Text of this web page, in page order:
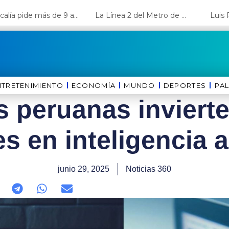
Fiscalía pide más de 9 años de cárcel para el diputado de oposición Harvey Colchado La Línea 2 del Metro de Lima y el Ramal 4 alcanzan un avance del 80%
ECONOMÍA MUNDO DEPORTES
peruanas
en inteligencia
junio 29, 2025 Noticias 360